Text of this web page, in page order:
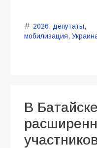
2026, депутаты,
мобилизация,
В